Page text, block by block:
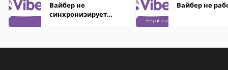
Вайбер не
синхронизирует
Вайбер не